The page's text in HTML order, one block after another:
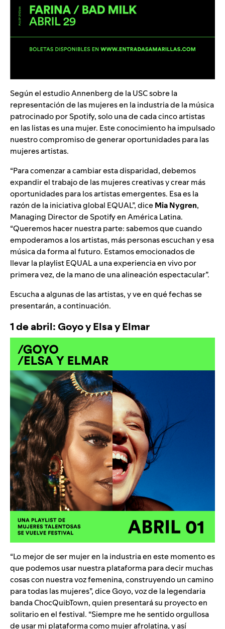
Según el estudio Annenberg de la USC sobre la
representación de las mujeres en la industria de la música
patrocinado por Spotify, solo una de cada cinco artistas
en las listas es una mujer. Este conocimiento ha impulsado
nuestro compromiso de generar oportunidades para las
mujeres artistas.
“Para comenzar a cambiar esta disparidad, debemos
expandir el trabajo de las mujeres creativas y crear más
oportunidades para los artistas emergentes. Esa es la
razón de la iniciativa global EQUAL”, diceMia Nygren,
Managing Director de Spotify en América Latina.
“Queremos hacer nuestra parte: sabemos que cuando
empoderamos a los artistas, más personas escuchan y esa
música da forma al futuro. Estamos emocionados de
llevar la playlist EQUAL a una experiencia en vivo por
primera vez, de la mano de una alineación espectacular”.
Escucha a algunas de las artistas, y ve en qué fechas se
presentarán, a continuación.
1 de abril: Goyo y Elsa y Elmar
“Lo mejor de ser mujer en la industria en este momento es
que podemos usar nuestra plataforma para decir muchas
cosas con nuestra voz femenina, construyendo un camino
para todas las mujeres”, dice Goyo, voz de la legendaria
banda ChocQuibTown, quien presentará su proyecto en
solitario en el festival. “Siempre me he sentido orgullosa
de usar mi plataforma como mujer afrolatina, y así